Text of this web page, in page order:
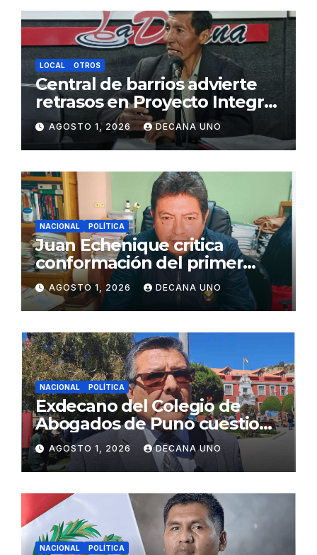
LOCAL OTROS
Central de barrios advierte
retrasos en Proyecto Integral
de Agua y Alcantarillado para
Juliaca
AGOSTO 1, 2026 DECANA UNO
NACIONAL POLÍTICA
Juan Echenique critica
conformación del primer
gabinete ministerial de Keiko
Fujimori
AGOSTO 1, 2026 DECANA UNO
NACIONAL POLÍTICA
Exdecano del Colegio de
Abogados de Puno cuestiona
propuestas sobre seguridad
ciudadana
AGOSTO 1, 2026 DECANA UNO
NACIONAL POLÍTICA